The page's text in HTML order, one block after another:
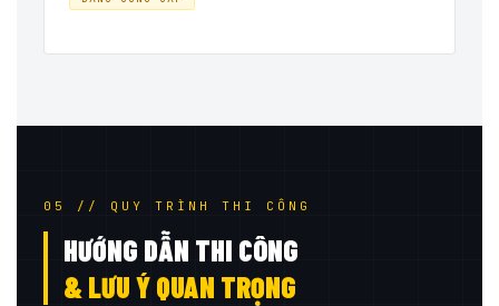
05 // QUY TRÌNH THI CÔNG
HƯỚNG DẪN THI CÔNG
& LƯU Ý QUAN TRỌNG